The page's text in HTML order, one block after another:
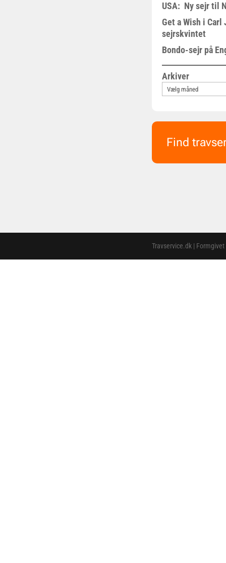
USA: Ny sejr til
Get a Wish i Carl
sejrskvintet
Bondo-sejr på
Arkiver
Find
Travservice.dk |